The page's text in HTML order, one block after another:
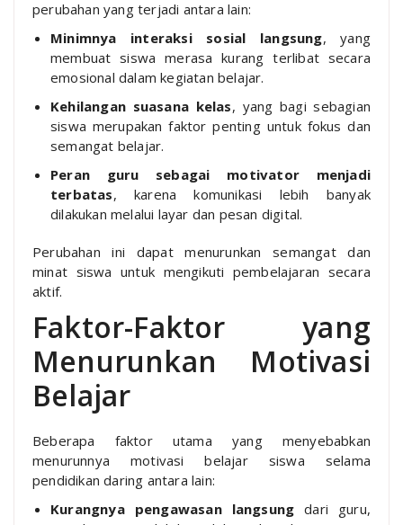
perubahan yang terjadi antara lain:
Minimnya interaksi sosial langsung, yang
membuat siswa merasa kurang terlibat secara
emosional dalam kegiatan belajar.
Kehilangan suasana kelas, yang bagi sebagian
siswa merupakan faktor penting untuk fokus dan
semangat belajar.
Peran guru sebagai motivator menjadi
terbatas, karena komunikasi lebih banyak
dilakukan melalui layar dan pesan digital.
Perubahan ini dapat menurunkan semangat dan
minat siswa untuk mengikuti pembelajaran secara
aktif.
Faktor-Faktor yang
Menurunkan Motivasi
Belajar
Beberapa faktor utama yang menyebabkan
menurunnya motivasi belajar siswa selama
pendidikan daring antara lain:
Kurangnya pengawasan langsung dari guru,